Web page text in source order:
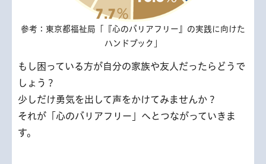
参考：東京都福祉局「『心のバリアフリー』の実践に向けた
ハンドブック」
もし困っている方が自分の家族や友人だったらどうで
しょう？
少しだけ勇気を出して声をかけてみませんか？
それが「心のバリアフリー」へとつながっていきま
す。